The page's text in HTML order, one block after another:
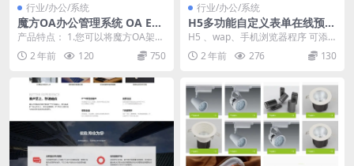
行业/办公/系统
魔方OA办公管理系统 OA ERP
CRM 框架 源码 软件 小程序 A
PP 手机应用
产品特点： 1.您可以将魔方OA架设
于私有云，也可以在局域网，或者
是虚拟服务器等...
2 年前 120 750
行业/办公/系统
H5多功能自定义表单在线预约
活动报名客户预约售后工单建
议反馈调查问卷php源码
H5 、wap、手机浏览器程序 可添
加表单字段，通过自定义表单可以
轻松建立，客户...
2 年前 276 130